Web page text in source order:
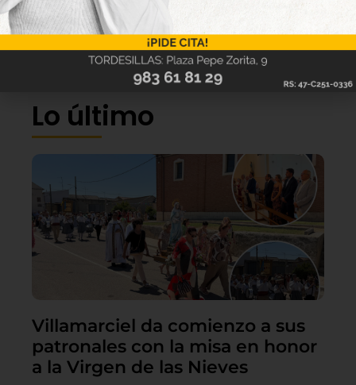
Lo último
Villamarciel da comienzo a sus
patronales con la misa en honor
a la Virgen de las Nieves